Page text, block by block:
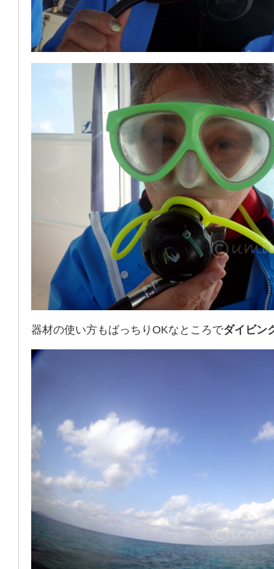
器材の使い方もばっちりOKなところでダイビン